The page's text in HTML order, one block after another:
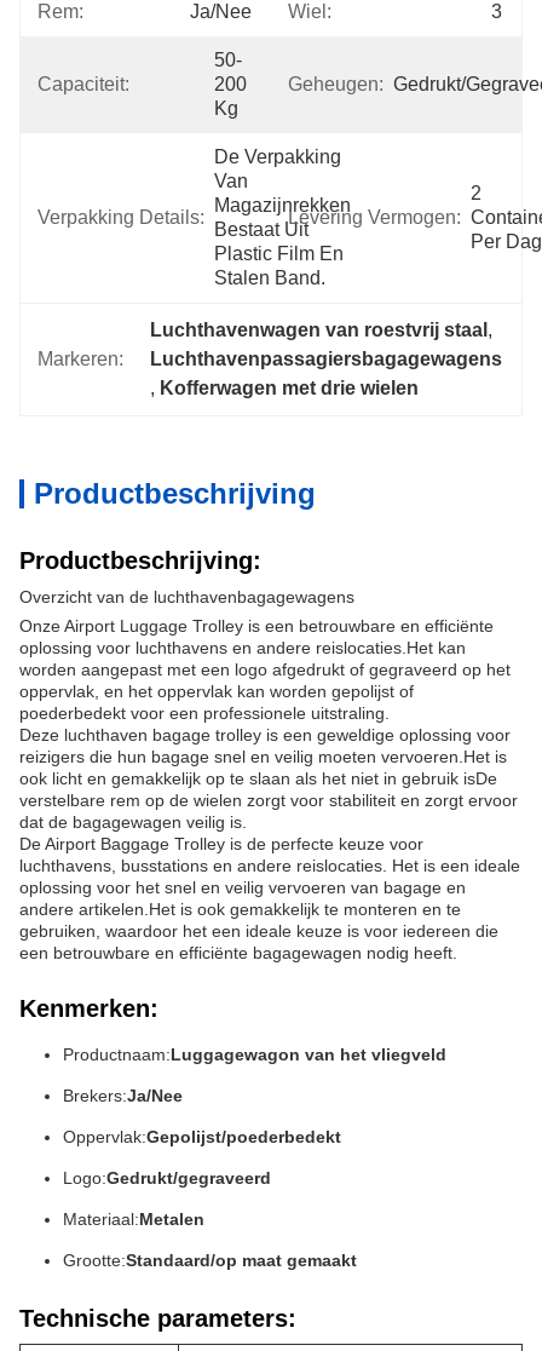
Rem: Ja/Nee Wiel: 3
Capaciteit:
50-
200
Kg
Geheugen: Gedrukt/
Verpakking Details:
De Verpakking
Van
Magazijnrekken
Bestaat Uit
Plastic Film En
Stalen Band.
Levering Vermogen:
2
Per Dag
Markeren:
Luchthavenwagen van roestvrij staal ,
Luchthavenpassagiersbagagewagens
, Kofferwagen met drie wielen
Productbeschrijving
Productbeschrijving:
Overzicht van de luchthavenbagagewagens
Onze Airport Luggage Trolley is een betrouwbare en efficiënte
oplossing voor luchthavens en andere reislocaties.Het kan
worden aangepast met een logo afgedrukt of gegraveerd op het
oppervlak, en het oppervlak kan worden gepolijst of
poederbedekt voor een professionele uitstraling.
Deze luchthaven bagage trolley is een geweldige oplossing voor
reizigers die hun bagage snel en veilig moeten vervoeren.Het is
ook licht en gemakkelijk op te slaan als het niet in gebruik isDe
verstelbare rem op de wielen zorgt voor stabiliteit en zorgt ervoor
dat de bagagewagen veilig is.
De Airport Baggage Trolley is de perfecte keuze voor
luchthavens, busstations en andere reislocaties. Het is een ideale
oplossing voor het snel en veilig vervoeren van bagage en
andere artikelen.Het is ook gemakkelijk te monteren en te
gebruiken, waardoor het een ideale keuze is voor iedereen die
een betrouwbare en efficiënte bagagewagen nodig heeft.
Kenmerken:
Productnaam:Luggagewagon van het vliegveld
Brekers:Ja/Nee
Oppervlak:Gepolijst/poederbedekt
Logo:Gedrukt/gegraveerd
Materiaal:Metalen
Grootte:Standaard/op maat gemaakt
Technische parameters: